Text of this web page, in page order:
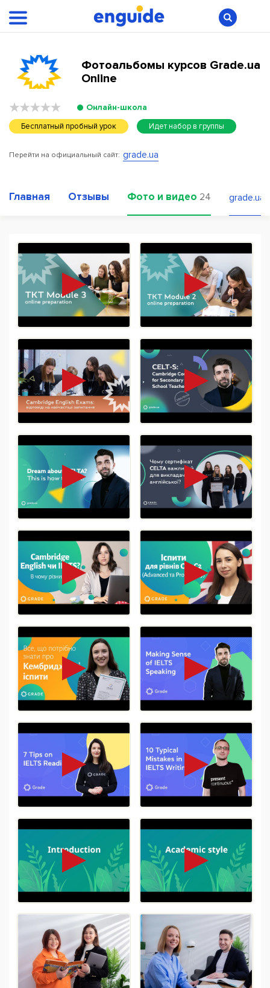
Фотоальбомы курсов Grade.ua
Online
Онлайн-школа
Бесплатный пробный урок Идет набор в группы
Перейти на официальный сайт: grade.ua
Главная Отзывы Фото и видео 24 grade.ua